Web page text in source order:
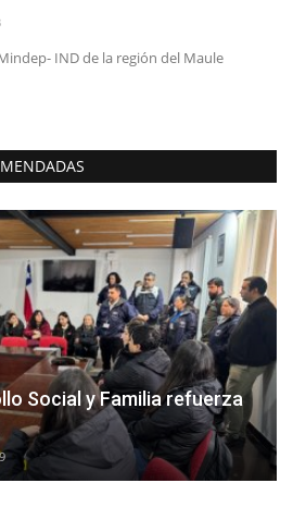
IND de la región del Maule
Social y Familia refuerza